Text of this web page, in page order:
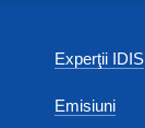
Experţii IDIS
Emisiuni